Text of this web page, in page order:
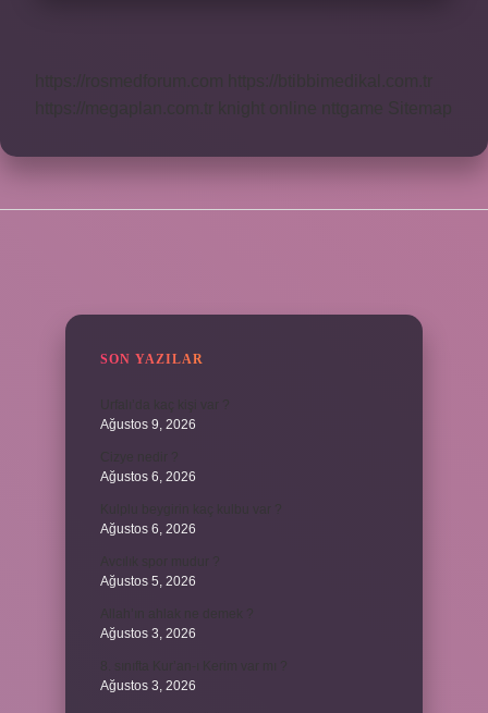
SON YAZILAR
Ağustos 9, 2026
Ağustos 6, 2026
Ağustos 6, 2026
Ağustos 5, 2026
Ağustos 3, 2026
Ağustos 3, 2026